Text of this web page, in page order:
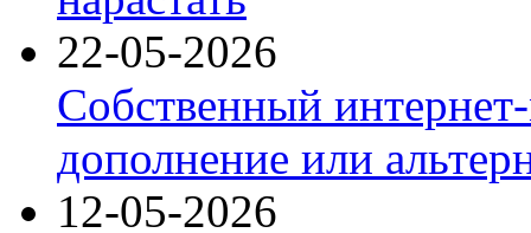
22-05-2026
Собственный
дополнение или
12-05-2026